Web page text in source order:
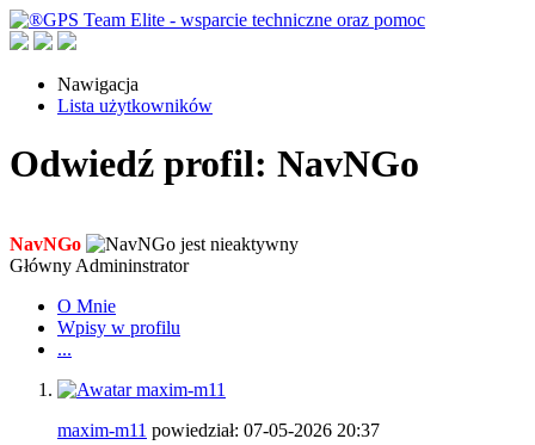
Nawigacja
Lista użytkowników
Odwiedź profil: NavNGo
NavNGo
Główny Admininstrator
O Mnie
Wpisy w profilu
...
maxim-m11 powiedział: 07-05-2026 20:37